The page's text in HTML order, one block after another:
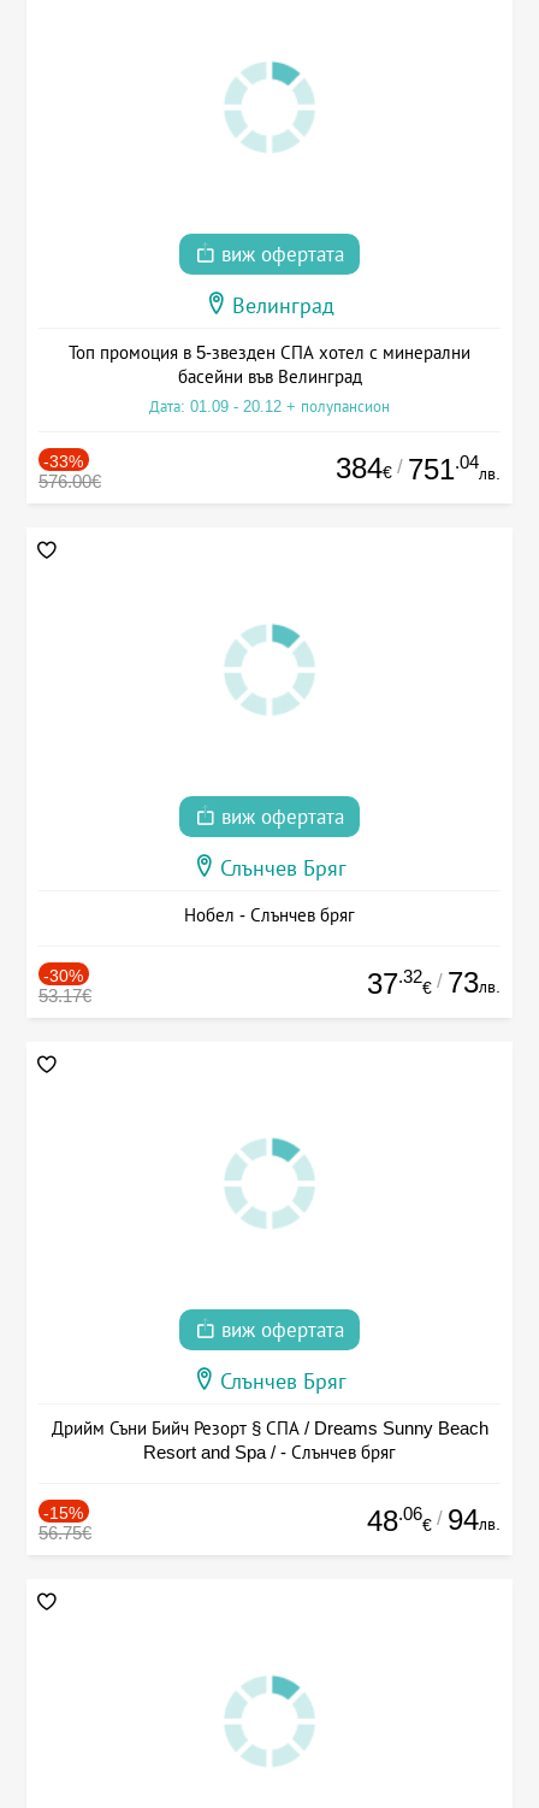
виж офертата
Велинград
Топ промоция в 5-звезден СПА хотел с минерални
басейни във Велинград
Дата: 01.09 - 20.12 + полупансион
-33%
576.00€ 384€ / 751.04
лв.
виж офертата
Слънчев Бряг
Нобел - Слънчев бряг
-30%
53.17€ 37.32
€ / 73лв.
виж офертата
Слънчев Бряг
Дрийм Съни Бийч Резорт § СПА / Dreams Sunny Beach
Resort and Spa / - Слънчев бряг
-15%
56.75€ 48.06
€ / 94лв.